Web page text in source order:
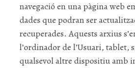
navegació en una pàgina web
dades que podran ser
recuperades. Aquests arxius
l’ordinador de l’Usuari, tablet,
qualsevol altre dispositiu amb